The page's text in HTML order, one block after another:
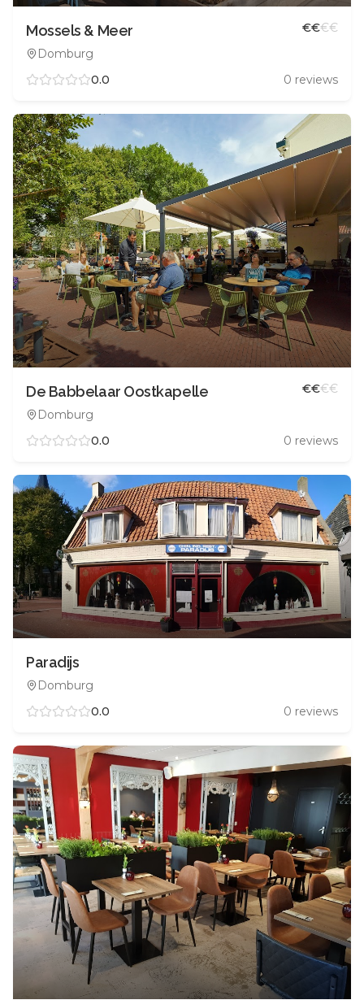
Mossels & Meer
Domburg
€€€€
0.0 0 reviews
De Babbelaar Oostkapelle
Domburg
€€€€
0.0 0 reviews
Paradijs
Domburg
0.0
0 reviews